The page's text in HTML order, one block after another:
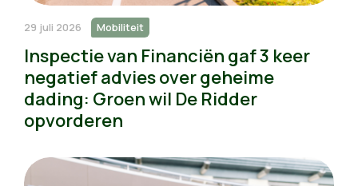
29 juli 2026 Mobiliteit
Inspectie van Financiën gaf 3 keer
negatief advies over geheime
dading: Groen wil De Ridder
opvorderen